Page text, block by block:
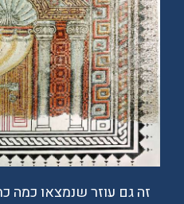
זה גם עוזר שנמצאו כמה